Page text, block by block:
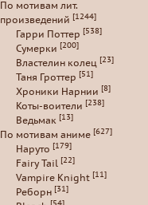
По мотивам лит.
произведений [1244]
Гарри Поттер [538]
Сумерки [200]
Властелин колец [23]
Таня Гроттер [51]
Хроники Нарнии [8]
Коты-воители [238]
Ведьмак [13]
По мотивам аниме [627]
Наруто [179]
Fairy Tail [22]
Vampire Knight [11]
Реборн [31]